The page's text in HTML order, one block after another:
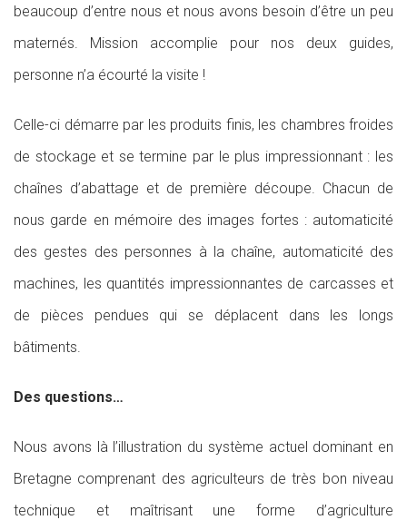
beaucoup d’entre nous et nous avons besoin d’être un peu
maternés. Mission accomplie pour nos deux guides,
personne n’a écourté la visite !
Celle-ci démarre par les produits finis, les chambres froides
de stockage et se termine par le plus impressionnant : les
chaînes d’abattage et de première découpe. Chacun de
nous garde en mémoire des images fortes : automaticité
des gestes des personnes à la chaîne, automaticité des
machines, les quantités impressionnantes de carcasses et
de pièces pendues qui se déplacent dans les longs
bâtiments.
Des questions…
Nous avons là l’illustration du système actuel dominant en
Bretagne comprenant des agriculteurs de très bon niveau
technique et maîtrisant une forme d’agriculture